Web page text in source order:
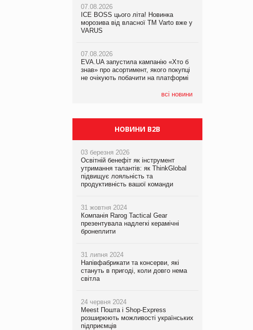
07.08.2026
ICE BOSS цього літа! Новинка
морозива від власної ТМ Varto вже у
VARUS
07.08.2026
EVA.UA запустила кампанію «Хто б
знав» про асортимент, якого покупці
не очікують побачити на платформі
всі новини
06.08.2026
Смачна новинка для хвостатих: у
VARUS з’явилися паучі Varto Paw
05.08.2026
Мережа супермаркетів VARUS купує
мережу магазинів формату
компанія налічуватиме 374 магазини
07.08.2026
Франція заборонила рекламні дзвінки
НОВИНИ B2B
03 березня 2026
Освітній бенефіт як інструмент
утримання талантів: як ThinkGlobal
підвищує лояльність та
продуктивність вашої команди
31 жовтня 2024
Компанія Rarog Tactical Gear
презентувала надлегкі керамічні
бронеплити
31 липня 2024
Напівфабрикати та консерви, які
стануть в пригоді, коли довго нема
світла
24 червня 2024
Meest Пошта і Shop-Express
розширюють можливості українських
підприємців